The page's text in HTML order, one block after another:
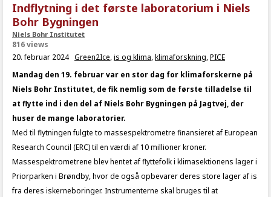
Indflytning i det første laboratorium i Niels
Bohr Bygningen
Niels Bohr Institutet
816 views
20. februar 2024 Green2Ice,is og klima,klimaforskning,PICE
Mandag den 19. februar var en stor dag for klimaforskerne på
Niels Bohr Institutet, de fik nemlig som de første tilladelse til
at flytte ind i den del af Niels Bohr Bygningen på Jagtvej, der
huser de mange laboratorier.
Med til flytningen fulgte to massespektrometre finansieret af European
Research Council (ERC) til en værdi af 10 millioner kroner.
Massespektrometrene blev hentet af flyttefolk i klimasektionens lager i
Priorparken i Brøndby, hvor de også opbevarer deres store lager af is
fra deres iskerneboringer. Instrumenterne skal bruges til at